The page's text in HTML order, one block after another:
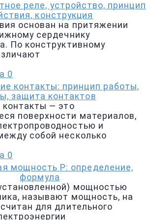
реле, устройство, принцип
конструкция
основан на притяжении
сердечнику
По конструктивному
0
контакты: принцип работы,
защита контактов
контакты — это
поверхности материалов,
и
собой несколько
0
мощность Р: определение,
формула
мощностью
называют мощность, на
для длительного